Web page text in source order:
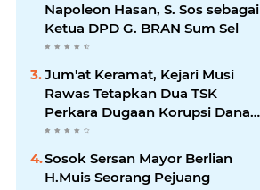
Napoleon Hasan, S. Sos sebagai
Ketua DPD G. BRAN Sum Sel
Jum'at Keramat, Kejari Musi
Rawas Tetapkan Dua TSK
Perkara Dugaan Korupsi Dana
Peremajaan PSR
Sosok Sersan Mayor Berlian
H.Muis Seorang Pejuang